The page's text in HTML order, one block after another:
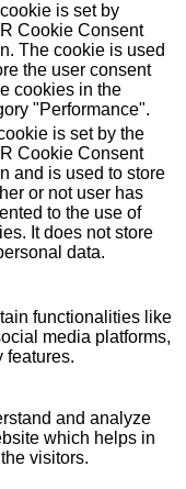
is set by
Cookie Consent
The cookie is used
the user consent
cookies in the
"Performance".
is set by the
Cookie Consent
and is used to store
or not user has
to the use of
It does not store
data.
functionalities like
media platforms,
features.
and analyze
which helps in
visitors.